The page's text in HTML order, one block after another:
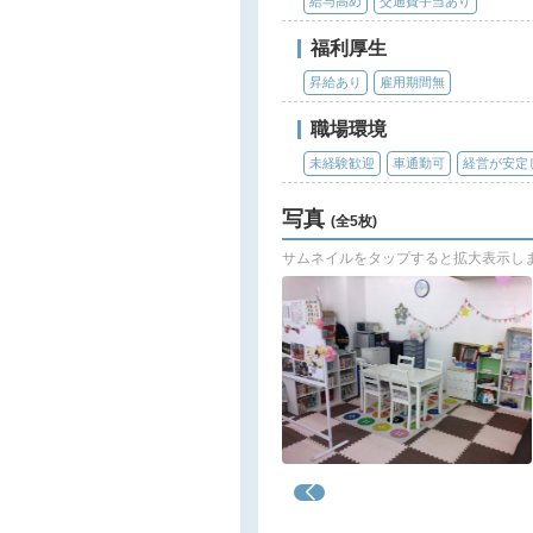
福利厚生
昇給あり 雇用期間無
職場環境
未経験歓迎 車通勤可 経営が安定
写真 (全5枚)
サムネイルをタップすると拡大表示し